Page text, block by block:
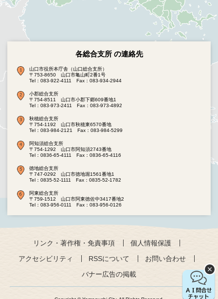
各総合支所 の連絡先
山口市役所本庁舎（山口総合支所）
〒753-8650 山口市亀山町2番1号
Tel：083-922-4111
Fax：083-934-2944
小郡総合支所
〒754-8511 山口市小郡下郷609番地1
Tel：083-973-2411
Fax：083-973-4892
秋穂総合支所
〒754-1192 山口市秋穂東6570番地
Tel：083-984-2121
Fax：083-984-5299
阿知須総合支所
〒754-1292 山口市阿知須2743番地
Tel：0836-65-4111
Fax：0836-65-4116
徳地総合支所
〒747-0292 山口市徳地堀1561番地1
Tel：0835-52-1111
Fax：0835-52-1782
阿東総合支所
〒759-1512 山口市阿東徳佐中3417番地2
Tel：083-956-0111
Fax：083-956-0126
リンク・著作権・免責事項
個人情報保護
アクセシビリティ
RSSについて
お問い合わせ
バナー広告の掲載